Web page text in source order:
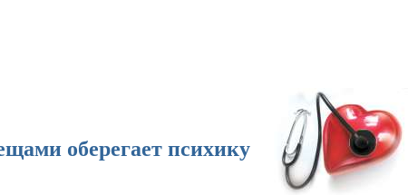
оберегает психику